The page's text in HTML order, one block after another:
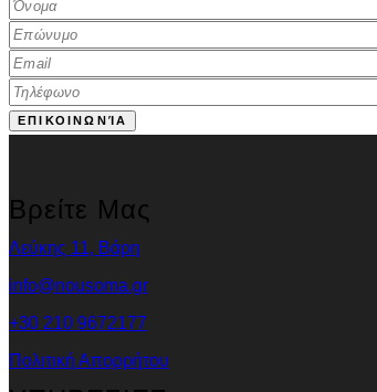
Βρείτε Μας
Λεύκης 11, Βάρη
info@nousoma.gr
+30 210 9672177
Πολιτική Απορρήτου